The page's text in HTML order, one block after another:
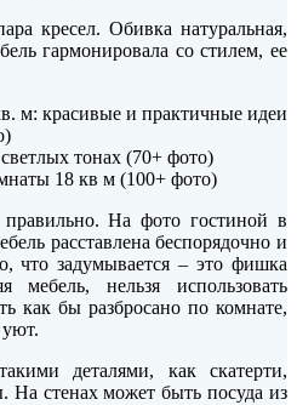
кресел. Обивка натуральная,
гармонировала со стилем, ее
м: красивые и практичные идеи
тонах (70+ фото)
18 кв м (100+ фото)
правильно. На фото гостиной в
расставлена беспорядочно и
что задумывается – это фишка
мебель, нельзя использовать
как бы разбросано по комнате,
уют.
деталями, как скатерти,
На стенах может быть посуда из